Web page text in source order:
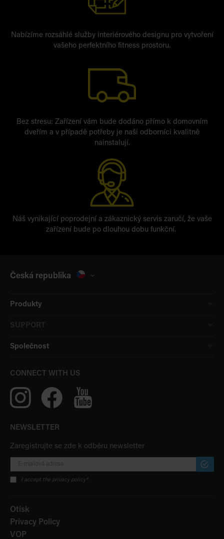
Nabízíme rozsáhlé služby interiérového designu pro vytvoření
vašeho perfektního fitness prostoru.
Bez stresu: Zařízení vám bude dodáno přímo k domovním
dveřím a v případě potřeby je naši odborníci kvalitně
nainstalují.
Náš vynikající poprodejní a zákaznický servis zaručí, že vaše
zařízení bude po dlouhou dobu funkční.
Česká republika
Produkty
Společnost
CONNECT WITH US
NEWSLETTER
Zaregistrujte se zde k odběru newsletter
I accept the privacy policy*
Otisk
Privacy Policy
VOP